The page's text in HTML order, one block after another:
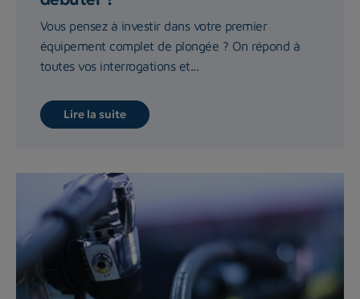
Vous pensez à investir dans votre premier
équipement complet de plongée ? On répond à
toutes vos interrogations et...
Lire la suite